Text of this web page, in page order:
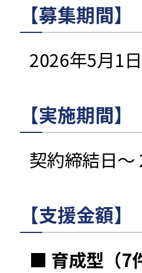
【募集期間】
2026年5月1
【実施期間】
契約締結日
【支援金額】
■ 育成型（7